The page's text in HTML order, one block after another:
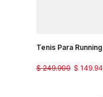
Tenis Para
$ 149.
$ 249.900